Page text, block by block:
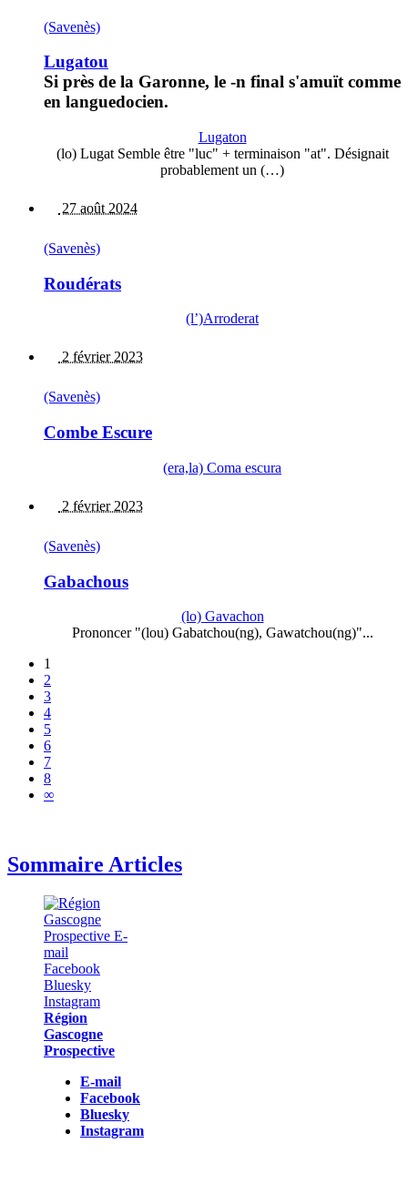
(Savenès)
Lugatou
Si près de la Garonne, le -n final s'amuït comme
en languedocien.
Lugaton
(lo) Lugat Semble être "luc" + terminaison "at". Désignait
probablement un (…)
27 août 2024
(Savenès)
Roudérats
(l’)Arroderat
2 février 2023
(Savenès)
Combe Escure
(era,la) Coma escura
2 février 2023
(Savenès)
Gabachous
(lo) Gavachon
Prononcer "(lou) Gabatchou(ng), Gawatchou(ng)"...
1
2
3
4
5
6
7
8
∞
Sommaire Articles
Région
Gascogne
Prospective
E-mail
Facebook
Bluesky
Instagram